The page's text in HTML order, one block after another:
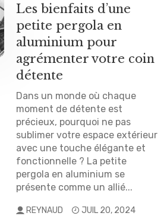
Les bienfaits d’une
petite pergola en
aluminium pour
agrémenter votre coin
détente
Dans un monde où chaque
moment de détente est
précieux, pourquoi ne pas
sublimer votre espace extérieur
avec une touche élégante et
fonctionnelle ? La petite
pergola en aluminium se
présente comme un allié...
REYNAUD
JUIL 20, 2024